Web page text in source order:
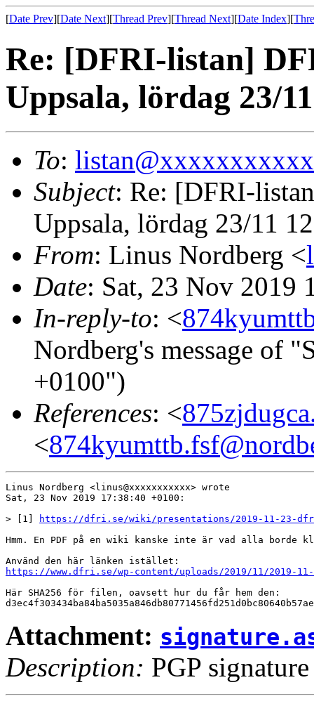
[Date Prev][Date Next][Thread Prev][Thread Next][Date Index][
Re: [DFRI-listan]
Uppsala, lördag 23/
To:
Subject: Re: [DFRI-
Uppsala, lördag 23/11
From: Linus Nordberg <
Date: Sat, 23 Nov 2019
In-reply-to: <
Nordberg's message of
+0100")
References: <
<
Linus Nordberg <linus@xxxxxxxxxxx> wrote
Sat, 23 Nov 2019 17:38:40 +0100:
> [1]
https://dfri.se/wiki/presentations/2019-11-23-
Hmm. En PDF på en wiki kanske inte är vad alla borde
https://www.dfri.se/wp-content/uploads/2019/11/2019-
Här SHA256 för filen, oavsett hur du får hem den:
Attachment:
Description: PGP signature